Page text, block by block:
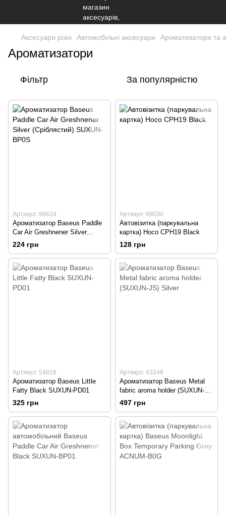
Аксесуари різні Автомобільні аксесуари Ароматизатори та
Ароматизатори
Фільтр За популярністю
Артикул: 96624
Ароматизатор Baseus Paddle
Car Air Greshnener Silver
(Сріблястий) SUXUN-BP0S
224 грн
Артикул: 99030
Автовізитка (паркувальна
картка) Hoco CPH19 Black
128 грн
Артикул: 54816
Ароматизатор Baseus Little
Fatty Black SUXUN-PD01
325 грн
Артикул: 43246
Ароматизатор Baseus Metal
fabric aroma holder (SUXUN-
JS) Silver
497 грн